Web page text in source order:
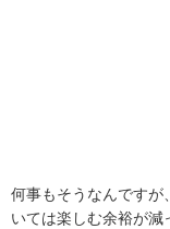
何事もそうなんですが
いては楽しむ余裕が減